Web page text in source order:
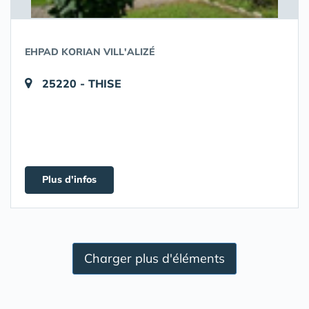
EHPAD KORIAN VILL'ALIZÉ
25220 - THISE
Plus d'infos
Charger plus d'éléments